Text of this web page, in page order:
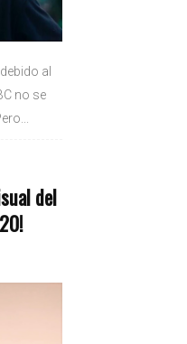
al
no se
del